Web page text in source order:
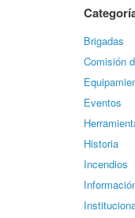
Brigadas
Comisión
Eventos
Historia
Incendios